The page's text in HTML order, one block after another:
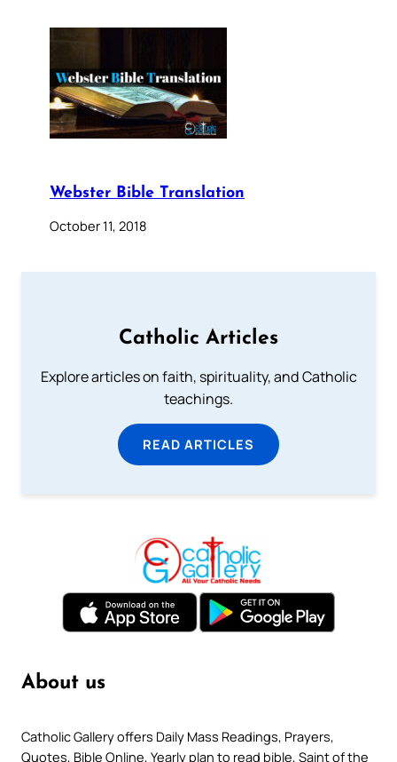
Webster Bible Translation
October 11, 2018
Catholic Articles
Explore articles on faith, spirituality, and Catholic
teachings.
READ ARTICLES
About us
Catholic Gallery offers Daily Mass Readings, Prayers,
Quotes, Bible Online, Yearly plan to read bible, Saint of the